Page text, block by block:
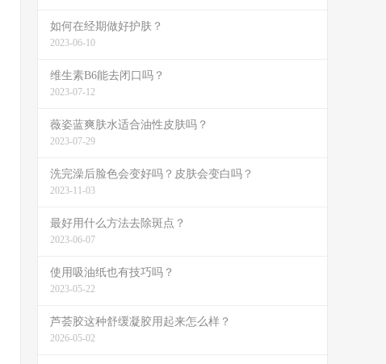
如何在经期做好护肤？
2023-06-10
维生素B6能去闭口吗？
2023-07-12
薇姿蓝爽肤水适合油性皮肤吗？
2023-07-29
洗完澡后脸色会变好吗？皮肤会变白吗？
2023-11-03
最好用什么方法去除斑点？
2023-06-07
使用吸油纸也有技巧吗？
2023-05-22
芦荟胶这种舒缓凝胶用起来怎么样？
2026-05-02